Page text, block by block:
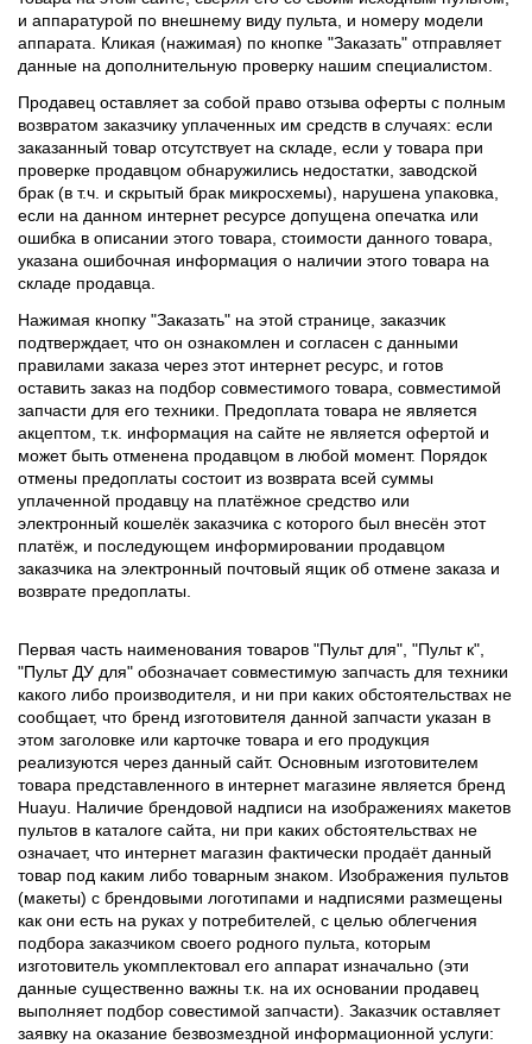
и аппаратурой по внешнему виду пульта, и номеру модели
аппарата. Кликая (нажимая) по кнопке "Заказать" отправляет
данные на дополнительную проверку нашим специалистом.
Продавец оставляет за собой право отзыва оферты с полным
возвратом заказчику уплаченных им средств в случаях: если
заказанный товар отсутствует на складе, если у товара при
проверке продавцом обнаружились недостатки, заводской
брак (в т.ч. и скрытый брак микросхемы), нарушена упаковка,
если на данном интернет ресурсе допущена опечатка или
ошибка в описании этого товара, стоимости данного товара,
указана ошибочная информация о наличии этого товара на
складе продавца.
Нажимая кнопку "Заказать" на этой странице, заказчик
подтверждает, что он ознакомлен и согласен с данными
правилами заказа через этот интернет ресурс, и готов
оставить заказ на подбор совместимого товара, совместимой
запчасти для его техники. Предоплата товара не является
акцептом, т.к. информация на сайте не является офертой и
может быть отменена продавцом в любой момент. Порядок
отмены предоплаты состоит из возврата всей суммы
уплаченной продавцу на платёжное средство или
электронный кошелёк заказчика с которого был внесён этот
платёж, и последующем информировании продавцом
заказчика на электронный почтовый ящик об отмене заказа и
возврате предоплаты.
Первая часть наименования товаров "Пульт для", "Пульт к",
"Пульт ДУ для" обозначает совместимую запчасть для техники
какого либо производителя, и ни при каких обстоятельствах не
сообщает, что бренд изготовителя данной запчасти указан в
этом заголовке или карточке товара и его продукция
реализуются через данный сайт. Основным изготовителем
товара представленного в интернет магазине является бренд
Huayu. Наличие брендовой надписи на изображениях макетов
пультов в каталоге сайта, ни при каких обстоятельствах не
означает, что интернет магазин фактически продаёт данный
товар под каким либо товарным знаком. Изображения пультов
(макеты) с брендовыми логотипами и надписями размещены
как они есть на руках у потребителей, с целью облегчения
подбора заказчиком своего родного пульта, которым
изготовитель укомплектовал его аппарат изначально (эти
данные существенно важны т.к. на их основании продавец
выполняет подбор совестимой запчасти). Заказчик оставляет
заявку на оказание безвозмездной информационной услуги: